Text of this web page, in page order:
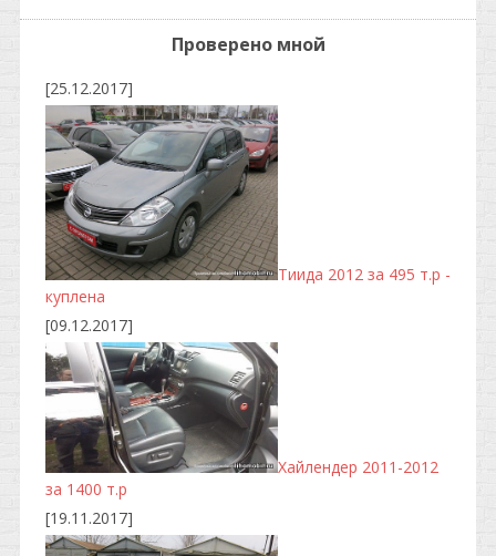
Проверено мной
[25.12.2017]
Тиида 2012 за 495 т.р -
куплена
[09.12.2017]
Хайлендер 2011-2012
за 1400 т.р
[19.11.2017]